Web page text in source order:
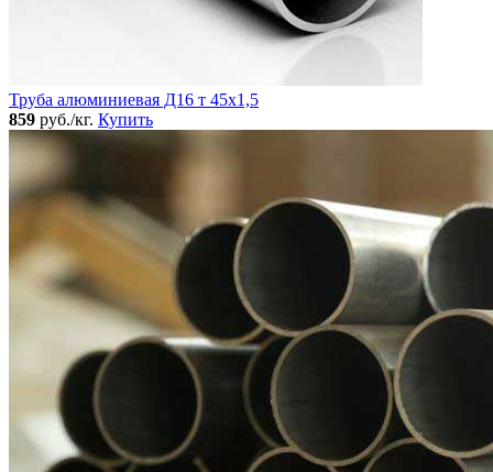
Труба алюминиевая Д16 т 45х1,5
859 руб./кг. Купить